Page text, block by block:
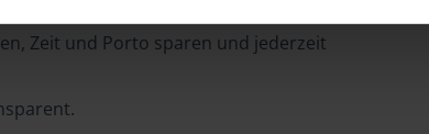
Zeit und Porto sparen und jederzeit